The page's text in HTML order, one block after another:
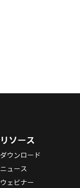
リソース
ダウンロード
ニュース
ウェビナー